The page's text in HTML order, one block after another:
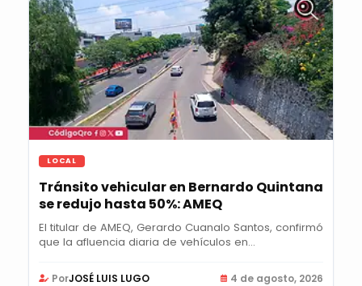
LOCAL
Tránsito vehicular en Bernardo Quintana
se redujo hasta 50%: AMEQ
El titular de AMEQ, Gerardo Cuanalo Santos, confirmó
que la afluencia diaria de vehículos en...
PorJOSÉ LUIS LUGO 4 de agosto, 2026